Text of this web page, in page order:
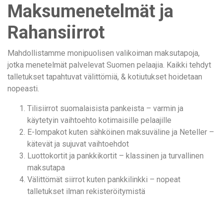
Maksumenetelmät ja
Rahansiirrot
Mahdollistamme monipuolisen valikoiman maksutapoja,
jotka menetelmät palvelevat Suomen pelaajia. Kaikki tehdyt
talletukset tapahtuvat välittömiä, & kotiutukset hoidetaan
nopeasti.
Tilisiirrot suomalaisista pankeista – varmin ja
käytetyin vaihtoehto kotimaisille pelaajille
E-lompakot kuten sähköinen maksuväline ja Neteller –
kätevät ja sujuvat vaihtoehdot
Luottokortit ja pankkikortit – klassinen ja turvallinen
maksutapa
Välittömät siirrot kuten pankkilinkki – nopeat
talletukset ilman rekisteröitymistä